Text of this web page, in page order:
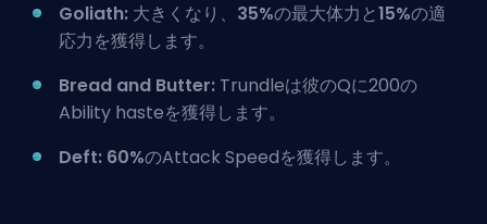
Goliath: 大きくなり、 35%の最大体力と15%の適
応力を獲得します。
Bread and Butter: Trundleは彼のQに200の
Ability hasteを獲得します。
Deft: 60%のAttack Speedを獲得します。